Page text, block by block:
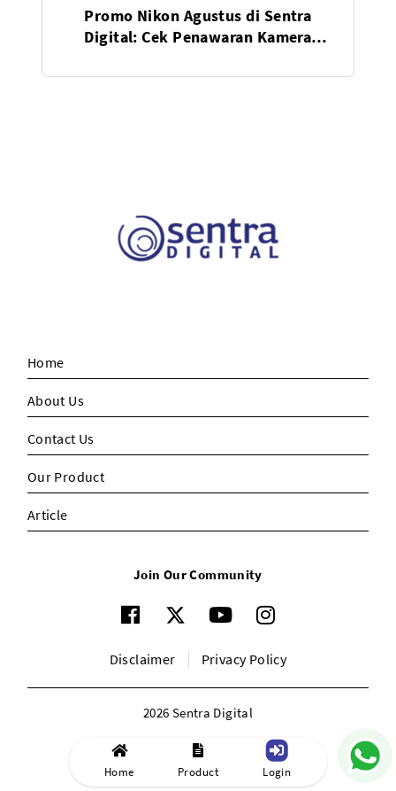
Promo Nikon Agustus di Sentra
Digital: Cek Penawaran Kamera
Home
About Us
Contact Us
Our Product
Article
Join Our Community
Disclaimer Privacy Policy
2026 Sentra Digital
Home Product Login